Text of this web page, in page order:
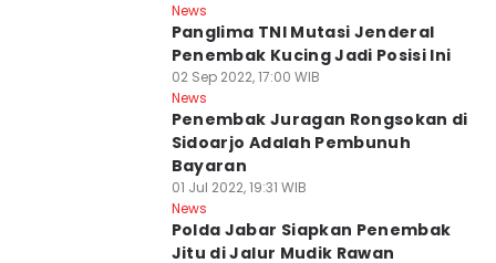
News
Panglima TNI Mutasi Jenderal
Penembak Kucing Jadi Posisi Ini
02 Sep 2022, 17:00 WIB
News
Penembak Juragan Rongsokan di
Sidoarjo Adalah Pembunuh
Bayaran
01 Jul 2022, 19:31 WIB
News
Polda Jabar Siapkan Penembak
Jitu di Jalur Mudik Rawan